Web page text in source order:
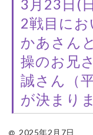
3月23日(
2戦目に
かあさん
操のお兄
誠さん（
が決まり
2025年2月7日